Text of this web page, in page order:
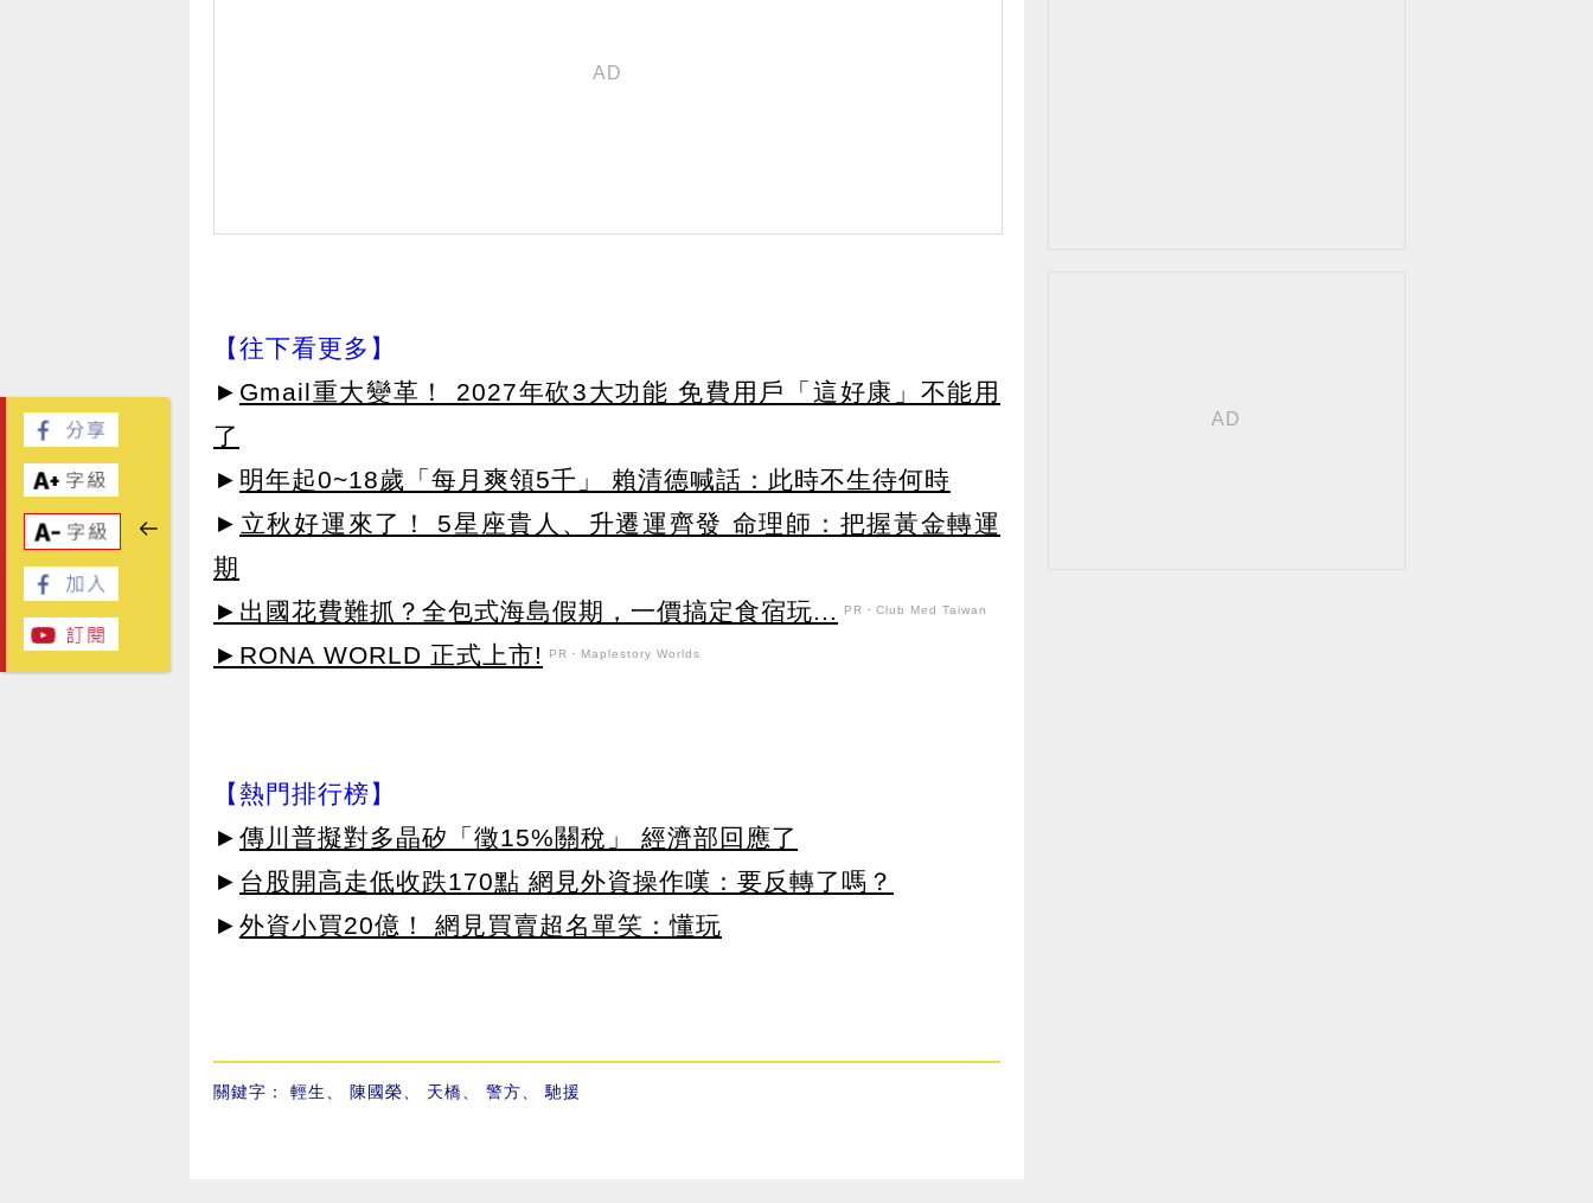
【往下看更多】
► Gmail重大變革！ 2027年砍3大功能 免費用戶「這好康」不能用
了
► 明年起0~18歲「每月爽領5千」 賴清德喊話：此時不生待何時
► 立秋好運來了！ 5星座貴人、升遷運齊發 命理師：把握黃金轉運
期
►出國花費難抓？全包式海島假期，一價搞定食宿玩...
PR・Club Med Taiwan
►RONA WORLD 正式上市! PR・Maplestory Worlds
【熱門排行榜】
► 傳川普擬對多晶矽「徵15%關稅」 經濟部回應了
► 台股開高走低收跌170點 網見外資操作嘆：要反轉了嗎？
► 外資小買20億！ 網見買賣超名單笑：懂玩
關鍵字： 輕生 陳國榮 天橋 警方 馳援